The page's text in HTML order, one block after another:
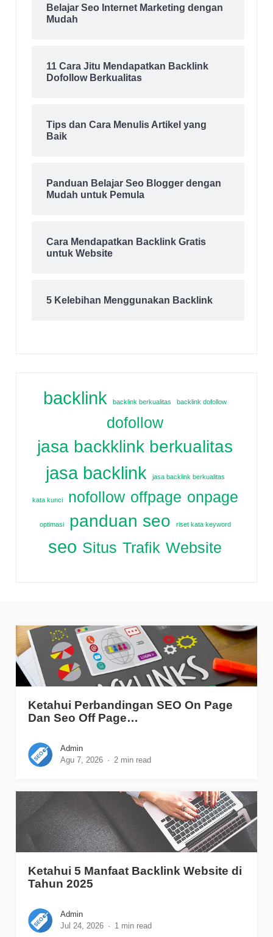
Belajar Seo Internet Marketing dengan
Mudah
11 Cara Jitu Mendapatkan Backlink
Dofollow Berkualitas
Tips dan Cara Menulis Artikel yang
Baik
Panduan Belajar Seo Blogger dengan
Mudah untuk Pemula
Cara Mendapatkan Backlink Gratis
untuk Website
5 Kelebihan Menggunakan Backlink
backlink backlink berkualitas backlink dofollow
dofollow
jasa backklink berkualitas
jasa backlink jasa backlink berkualitas
kata kunci nofollow offpage onpage
optimasi panduan seo riset kata keyword
seo Situs Trafik Website
Ketahui Perbandingan SEO On Page
Dan Seo Off Page…
Admin
Agu 7, 2026
2 min read
Ketahui 5 Manfaat Backlink Website di
Tahun 2025
Admin
Jul 24, 2026
1 min read